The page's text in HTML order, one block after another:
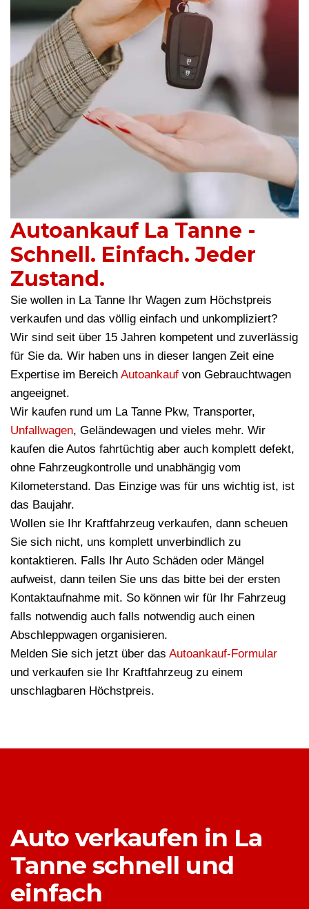
Autoankauf La Tanne -
Schnell. Einfach. Jeder
Zustand.
Sie wollen in La Tanne Ihr Wagen zum Höchstpreis
verkaufen und das völlig einfach und unkompliziert?
Wir sind seit über 15 Jahren kompetent und zuverlässig
für Sie da. Wir haben uns in dieser langen Zeit eine
Expertise im Bereich Autoankauf von Gebrauchtwagen
angeeignet.
Wir kaufen rund um La Tanne Pkw, Transporter,
Unfallwagen, Geländewagen und vieles mehr. Wir
kaufen die Autos fahrtüchtig aber auch komplett defekt,
ohne Fahrzeugkontrolle und unabhängig vom
Kilometerstand. Das Einzige was für uns wichtig ist, ist
das Baujahr.
Wollen sie Ihr Kraftfahrzeug verkaufen, dann scheuen
Sie sich nicht, uns komplett unverbindlich zu
kontaktieren. Falls Ihr Auto Schäden oder Mängel
aufweist, dann teilen Sie uns das bitte bei der ersten
Kontaktaufnahme mit. So können wir für Ihr Fahrzeug
falls notwendig auch falls notwendig auch einen
Abschleppwagen organisieren.
Melden Sie sich jetzt über das Autoankauf-Formular
und verkaufen sie Ihr Kraftfahrzeug zu einem
unschlagbaren Höchstpreis.
Auto verkaufen in La
Tanne schnell und
einfach